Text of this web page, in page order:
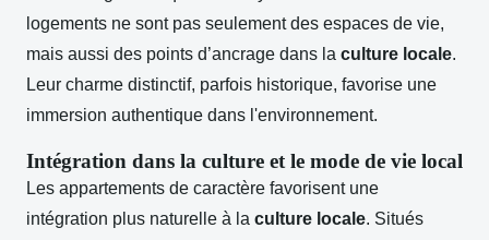
logements ne sont pas seulement des espaces de vie,
mais aussi des points d’ancrage dans la culture locale.
Leur charme distinctif, parfois historique, favorise une
immersion authentique dans l'environnement.
Intégration dans la culture et le mode de vie local
Les appartements de caractère favorisent une
intégration plus naturelle à la culture locale. Situés